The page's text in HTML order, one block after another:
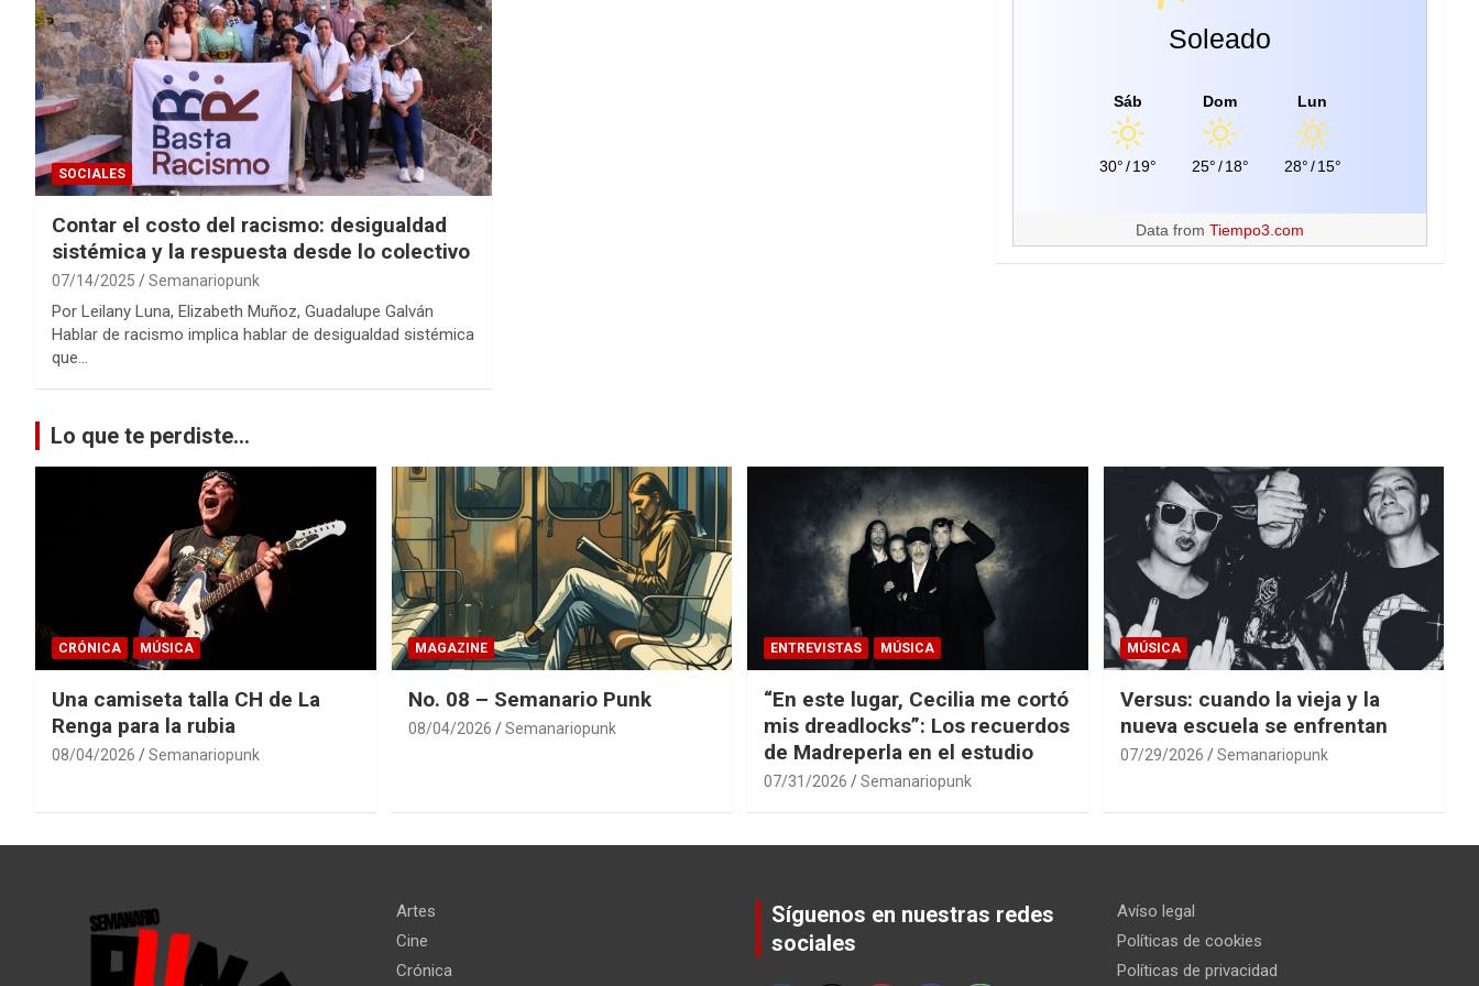
SOCIALES
Contar el costo del racismo: desigualdad
sistémica y la respuesta desde lo colectivo
07/14/2025 Semanariopunk
Por Leilany Luna, Elizabeth Muñoz, Guadalupe Galván
Hablar de racismo implica hablar de desigualdad sistémica
que…
Soleado
Sáb
30°/ 19°
Dom
25°/ 18°
Lun
28°/ 15°
Data fromTiempo3.com
Lo que te perdiste...
CRÓNICA MÚSICA
Una camiseta talla CH de La
Renga para la rubia
08/04/2026 Semanariopunk
MAGAZINE
No. 08 – Semanario Punk
08/04/2026 Semanariopunk
ENTREVISTAS MÚSICA
“En este lugar, Cecilia me cortó
mis dreadlocks”: Los recuerdos
de Madreperla en el estudio
07/31/2026 Semanariopunk
MÚSICA
Versus: cuando la vieja y la
nueva escuela se enfrentan
07/29/2026 Semanariopunk
Artes
Cine
Crónica
Síguenos en nuestras redes
sociales
Avíso legal
Políticas de cookies
Políticas de privacidad